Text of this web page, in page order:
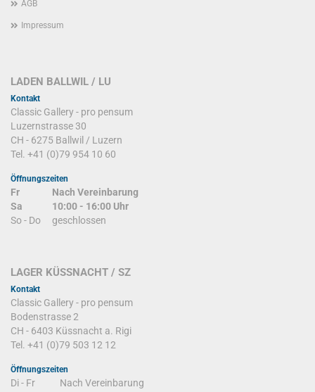
AGB
Impressum
LADEN BALLWIL / LU
Kontakt
Classic Gallery - pro pensum
Luzernstrasse 30
CH - 6275 Ballwil / Luzern
Tel. +41 (0)79 954 10 60
Öffnungszeiten
Fr
Nach Vereinbarung
Sa
10:00 - 16:00 Uhr
So - Do
geschlossen
LAGER KÜSSNACHT / SZ
Kontakt
Classic Gallery - pro pensum
Bodenstrasse 2
CH - 6403 Küssnacht a. Rigi
Tel. +41 (0)79 503 12 12
Öffnungszeiten
Di - Fr
Nach Vereinbarung